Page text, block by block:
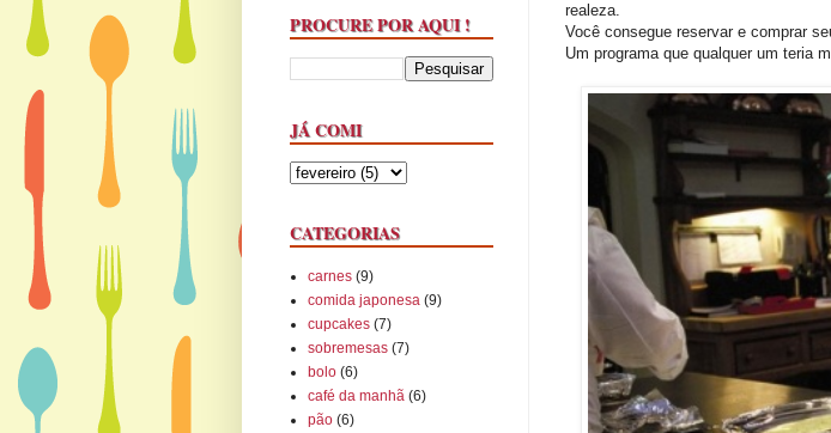
realeza.
Você consegue reservar e comprar
Um programa que qualquer um teria
PROCURE POR AQUI !
JÁ COMI
CATEGORIAS
carnes (9)
comida japonesa (9)
cupcakes (7)
sobremesas (7)
bolo (6)
café da manhã (6)
pão (6)